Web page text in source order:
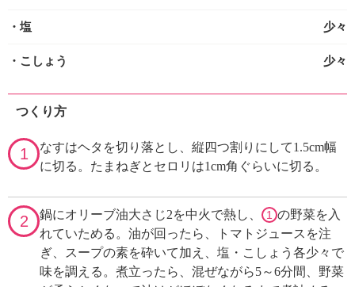
・塩 少々
・こしょう 少々
つくり方
1
なすはヘタを切り落とし、縦四つ割りにして1.5cm幅
に切る。たまねぎとセロリは1cm角ぐらいに切る。
2 鍋にオリーブ油大さじ2を中火で熱し、 1 の野菜を入
れていためる。油が回ったら、トマトジュースを注
ぎ、スープの素を砕いて加え、塩・こしょう各少々で
味を調える。煮立ったら、混ぜながら5～6分間、野菜